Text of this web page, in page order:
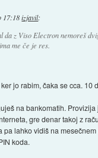
17:18 izjavil:
da z Viso Electron nemoreš
me če je res.
jo rabim, čaka se cca. 10
na bankomatih.
gre denar takoj z
lahko vidiš na
koda.